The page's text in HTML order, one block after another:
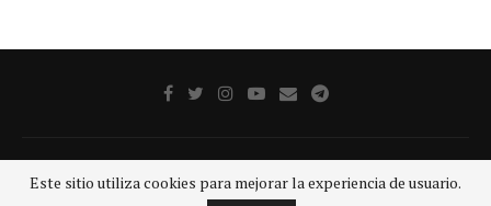
Este sitio utiliza cookies para mejorar la experiencia de usuario.